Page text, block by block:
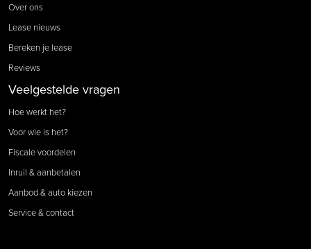
Over ons
Lease nieuws
Bereken je lease
Reviews
Veelgestelde vragen
Hoe werkt het?
Voor wie is het?
Fiscale voordelen
Inruil & aanbetalen
Aanbod & auto kiezen
Service & contact